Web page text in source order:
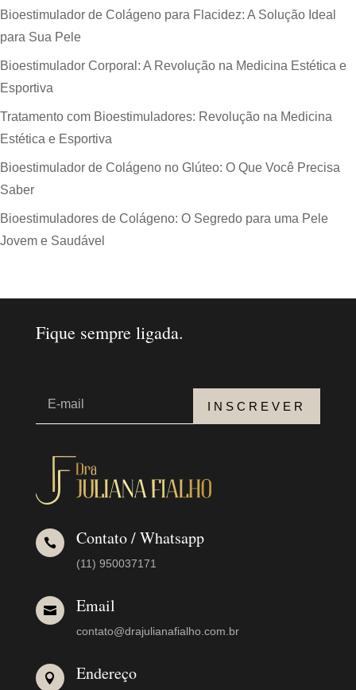
Bioestimulador de Colágeno para Flacidez: A Solução Ideal
para Sua Pele
Bioestimulador Corporal: A Revolução na Medicina Estética e
Esportiva
Tratamento com Bioestimuladores: Revolução na Medicina
Estética e Esportiva
Bioestimulador de Colágeno no Glúteo: O Que Você Precisa
Saber
Bioestimuladores de Colágeno: O Segredo para uma Pele
Jovem e Saudável
Fique sempre ligada.
INSCREVER
 Contato / Whatsapp
(11) 950037171
 Email
contato@drajulianafialho.com.br
 Endereço